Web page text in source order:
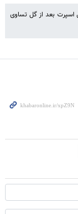
بعد از گل تساوی